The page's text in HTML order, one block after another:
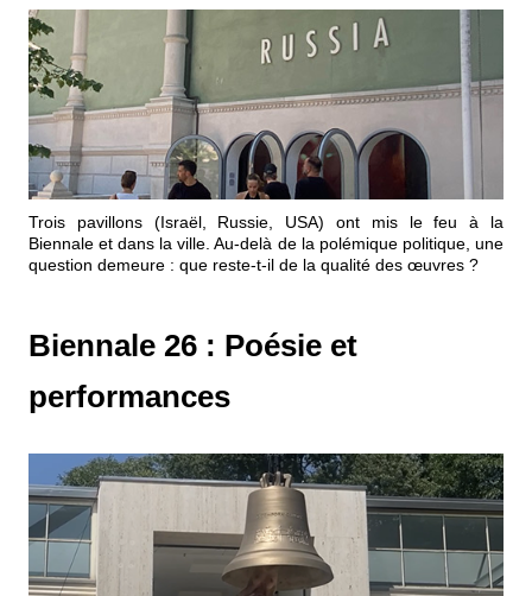
Trois pavillons (Israël, Russie, USA) ont mis le feu à la
Biennale et dans la ville. Au-delà de la polémique politique, une
question demeure : que reste-t-il de la qualité des œuvres ?
Biennale 26 : Poésie et
performances